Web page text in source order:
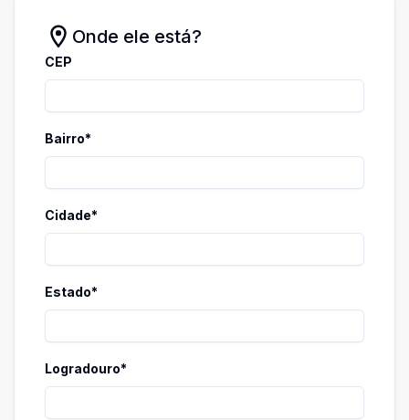
Onde ele está?
CEP
Bairro*
Cidade*
Estado*
Logradouro*